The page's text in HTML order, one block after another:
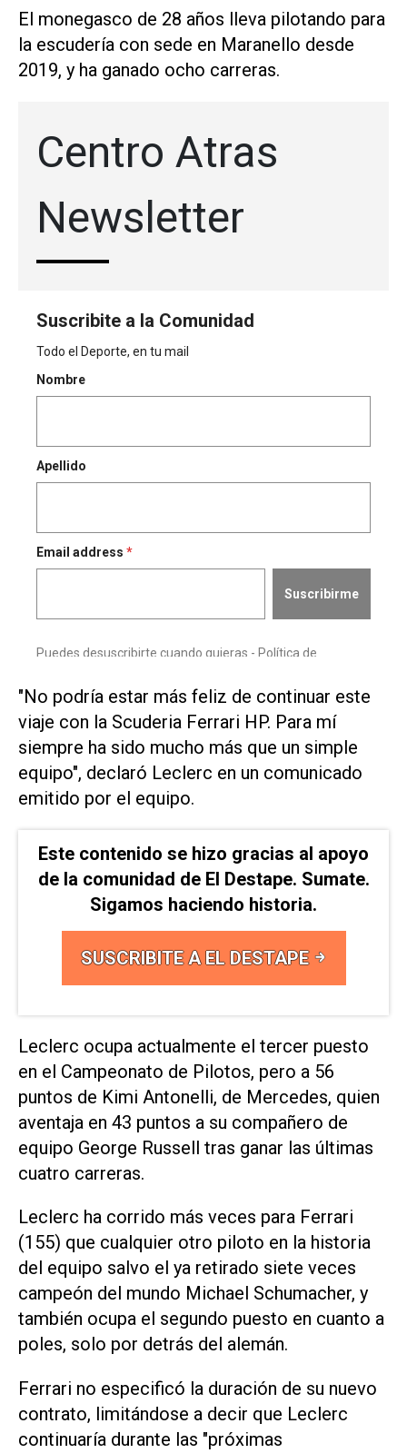
El monegasco de 28 años lleva pilotando para
la escudería con sede en Maranello desde
2019, y ha ganado ocho carreras.
"No podría estar más feliz de continuar este
viaje con la Scuderia Ferrari HP. Para mí
siempre ha sido ​mucho más que un ⁠simple
equipo", declaró Leclerc en un comunicado
emitido por ‌el equipo.
Este contenido se hizo gracias al apoyo
de la comunidad de El Destape. Sumate.
Sigamos haciendo historia.
SUSCRIBITE A EL DESTAPE
Leclerc ocupa actualmente el tercer puesto
en ⁠el Campeonato de Pilotos, pero a ⁠56
puntos de Kimi Antonelli, de Mercedes, quien
aventaja en 43 puntos a su compañero de
equipo George Russell tras ganar ⁠las últimas
cuatro carreras.
Leclerc ha corrido más veces para Ferrari
(155) ​que cualquier otro piloto en la historia
‌del equipo salvo el ya retirado ‌siete veces
campeón del mundo Michael Schumacher, y
también ⁠ocupa el segundo puesto en cuanto a
poles, solo por detrás del alemán.
Ferrari no especificó la duración de su nuevo
contrato, limitándose a decir que Leclerc
continuaría durante las "próximas